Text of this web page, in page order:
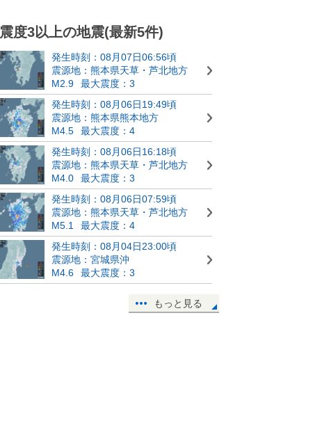
震度3以上の地震(最新5件)
発生時刻：08月07日06:56頃
震源地：熊本県天草・芦北地方
M2.9
最大震度：3
発生時刻：08月06日19:49頃
震源地：熊本県熊本地方
M4.5
最大震度：4
発生時刻：08月06日16:18頃
震源地：熊本県天草・芦北地方
M4.0
最大震度：3
発生時刻：08月06日07:59頃
震源地：熊本県天草・芦北地方
M5.1
最大震度：4
発生時刻：08月04日23:00頃
震源地：宮城県沖
M4.6
最大震度：3
もっと見る